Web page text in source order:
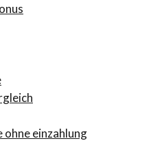
ohne einzahlung